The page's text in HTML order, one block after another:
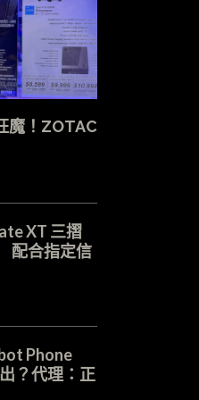
魔！ZOTAC
XT 三摺
配合指定信
Phone
？代理：正